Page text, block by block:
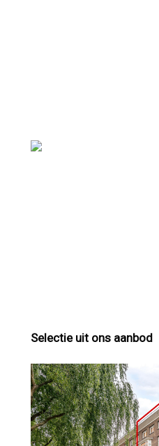
Selectie uit ons aanbod